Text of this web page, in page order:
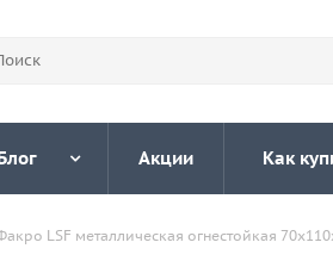
Акции Как
LSF металлическая огнестойкая